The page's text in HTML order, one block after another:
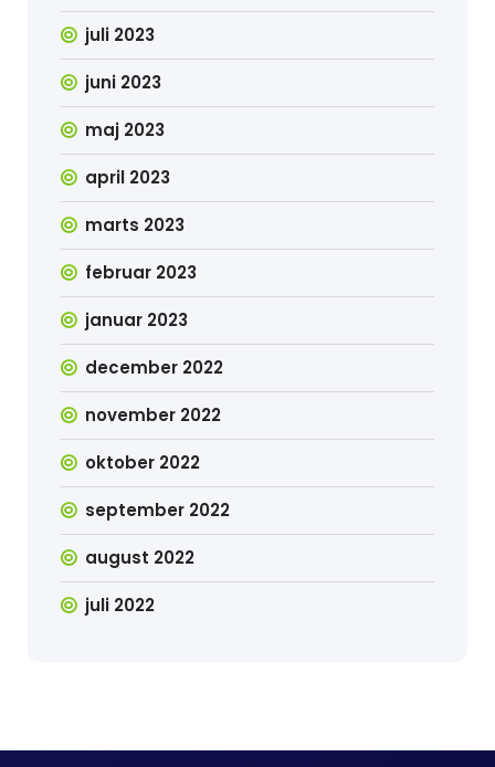
juli 2023
juni 2023
maj 2023
april 2023
marts 2023
februar 2023
januar 2023
december 2022
november 2022
oktober 2022
september 2022
august 2022
juli 2022